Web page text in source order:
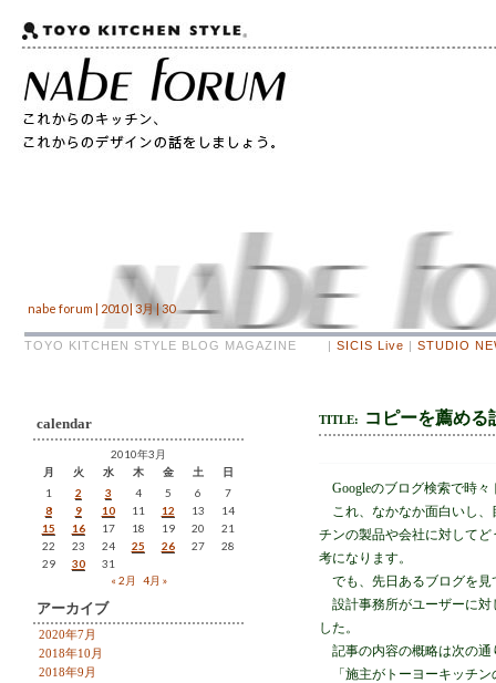
nabe forum | 2010 | 3月 | 30
TOYO KITCHEN STYLE BLOG MAGAZINE | SICIS Live | STUDIO
calendar
2010年3月
月
火 水 木 金 土
日
1
2 3 4 5 6
7
8
9 10 11 12 13
14
15
16 17 18 19 20
21
22
23 24 25 26 27
28
29
30
31
« 2月
4月 »
アーカイブ
2020年7月
2018年10月
2018年9月
TITLE: コピーを薦める
Googleのブログ検索で時々
これ、なかなか面白いし、
チンの製品や会社に対して
考になります。
でも、先日あるブログを見
設計事務所がユーザーに対
した。
記事の内容の概略は次の通
「施主がトーヨーキッチン